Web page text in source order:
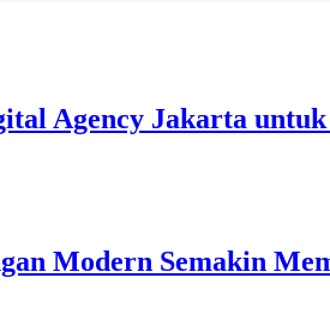
Agency Jakarta
Modern Semakin